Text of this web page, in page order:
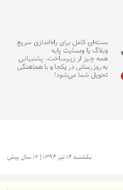
يكشنبه 14 تير 1394 | 12 سال پیش